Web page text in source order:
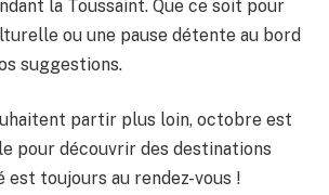
la Toussaint. Que ce soit pour
ou une pause détente au bord
suggestions.
partir plus loin, octobre est
pour découvrir des destinations
est toujours au rendez-vous !